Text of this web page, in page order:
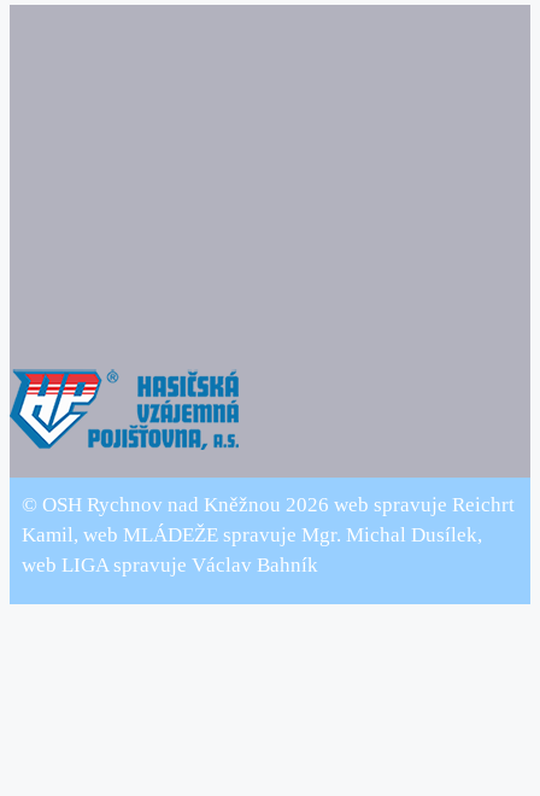
© OSH Rychnov nad Kněžnou 2026 web spravuje Reichrt
Kamil, web MLÁDEŽE spravuje Mgr. Michal Dusílek,
web LIGA spravuje Václav Bahník